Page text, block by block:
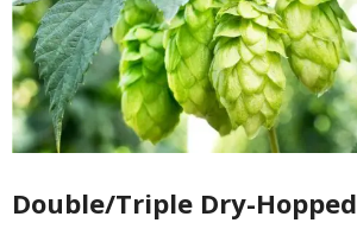
Double/Triple Dry-Hopped